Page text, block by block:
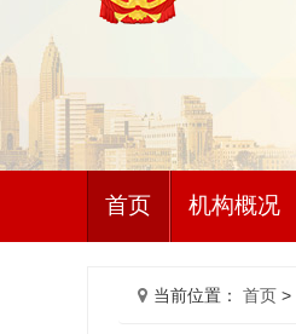
首页 机构概况
当前位置： 首页>